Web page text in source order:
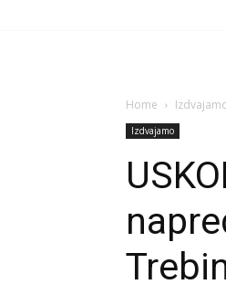
Home
Izdvajamo